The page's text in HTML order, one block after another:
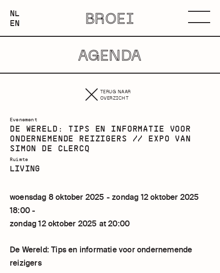
NEDERLANDS
NL
ENGLISH
EN BROEI
AGENDA
TERUG NAAR
OVERZICHT
Evenement
DE WERELD: TIPS EN INFORMATIE VOOR
ONDERNEMENDE REIZIGERS // EXPO VAN
SIMON DE CLERCQ
Ruimte
LIVING
woensdag 8 oktober 2025 - zondag 12 oktober 2025
18:00 -
zondag 12 oktober 2025 at 20:00
De Wereld: Tips en informatie voor ondernemende
reizigers